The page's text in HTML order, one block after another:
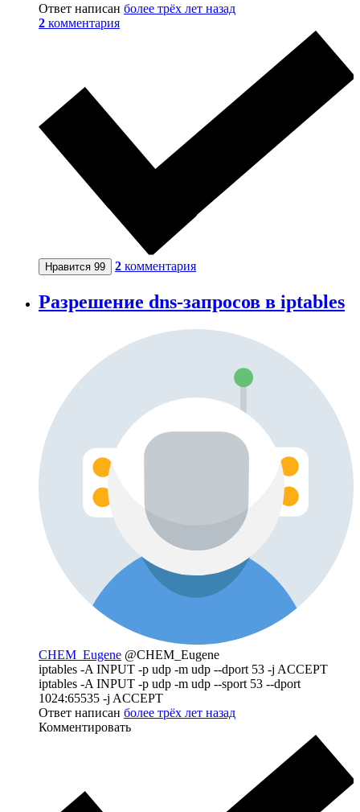
Ответ написан более трёх лет назад
2 комментария
Нравится 99 2 комментария
Разрешение dns-запросов в iptables
CHEM_Eugene @CHEM_Eugene
iptables -A INPUT -p udp -m udp --dport 53 -j ACCEPT
iptables -A INPUT -p udp -m udp --sport 53 --dport
1024:65535 -j ACCEPT
Ответ написан более трёх лет назад
Комментировать